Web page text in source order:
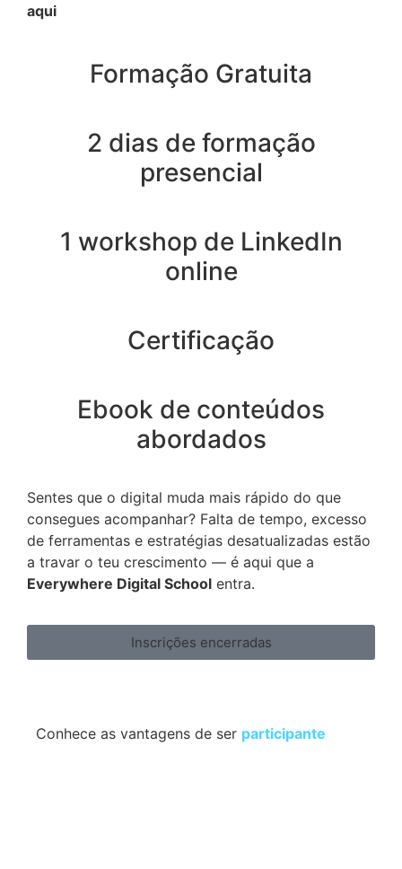
aqui
Formação Gratuita
2 dias de formação
presencial
1 workshop de LinkedIn
online
Certificação
Ebook de conteúdos
abordados
Sentes que o digital muda mais rápido do que
consegues acompanhar? Falta de tempo, excesso
de ferramentas e estratégias desatualizadas estão
a travar o teu crescimento — é aqui que a
Everywhere Digital School entra.
Inscrições encerradas
Conhece as vantagens de ser participante